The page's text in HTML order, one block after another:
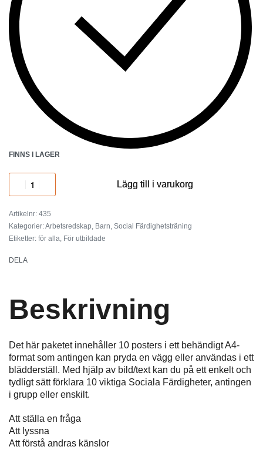
FINNS I LAGER
Lägg till i varukorg
435
Kategorier:Arbetsredskap, Barn, Social Färdighetsträning
Etiketter: för alla, För utbildade
DELA
Beskrivning
Det här paketet innehåller 10 posters i ett behändigt A4-
format som antingen kan pryda en vägg eller användas i ett
blädderställ. Med hjälp av bild/text kan du på ett enkelt och
tydligt sätt förklara 10 viktiga Sociala Färdigheter, antingen
i grupp eller enskilt.
Att ställa en fråga
Att lyssna
Att förstå andras känslor